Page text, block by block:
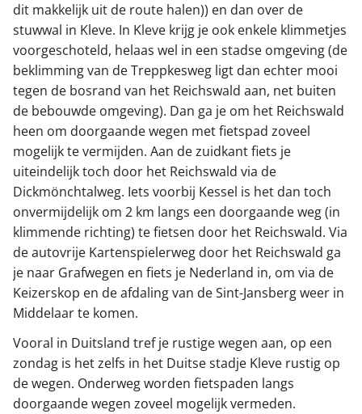
dit makkelijk uit de route halen)) en dan over de
stuwwal in Kleve. In Kleve krijg je ook enkele klimmetjes
voorgeschoteld, helaas wel in een stadse omgeving (de
beklimming van de Treppkesweg ligt dan echter mooi
tegen de bosrand van het Reichswald aan, net buiten
de bebouwde omgeving). Dan ga je om het Reichswald
heen om doorgaande wegen met fietspad zoveel
mogelijk te vermijden. Aan de zuidkant fiets je
uiteindelijk toch door het Reichswald via de
Dickmönchtalweg. Iets voorbij Kessel is het dan toch
onvermijdelijk om 2 km langs een doorgaande weg (in
klimmende richting) te fietsen door het Reichswald. Via
de autovrije Kartenspielerweg door het Reichswald ga
je naar Grafwegen en fiets je Nederland in, om via de
Keizerskop en de afdaling van de Sint-Jansberg weer in
Middelaar te komen.
Vooral in Duitsland tref je rustige wegen aan, op een
zondag is het zelfs in het Duitse stadje Kleve rustig op
de wegen. Onderweg worden fietspaden langs
doorgaande wegen zoveel mogelijk vermeden.